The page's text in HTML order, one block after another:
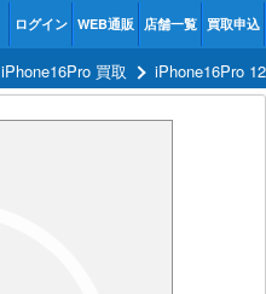
ログイン WEB通販 店舗一覧 買取申込
iPhone16Pro 買取 iPhone16Pro